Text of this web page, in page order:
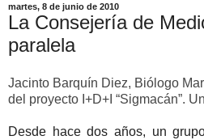
martes, 8 de junio de 2010
La Consejería de
paralela
Jacinto Barquín Diez, Biólogo
del proyecto I+D+I “Sigmacán”.
Desde hace dos años, un